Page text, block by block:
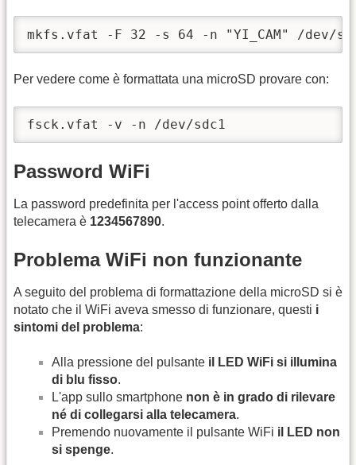
mkfs.vfat -F 32 -s 64 -n "YI_CAM" /dev/
Per vedere come è formattata una microSD provare con:
fsck.vfat -v -n /dev/sdc1
Password WiFi
La password predefinita per l'access point offerto dalla
telecamera è 1234567890.
Problema WiFi non funzionante
A seguito del problema di formattazione della microSD si è
notato che il WiFi aveva smesso di funzionare, questi i
sintomi del problema:
Alla pressione del pulsante il LED WiFi si illumina
di blu fisso.
L'app sullo smartphone non è in grado di rilevare
né di collegarsi alla telecamera.
Premendo nuovamente il pulsante WiFi il LED non
si spenge.